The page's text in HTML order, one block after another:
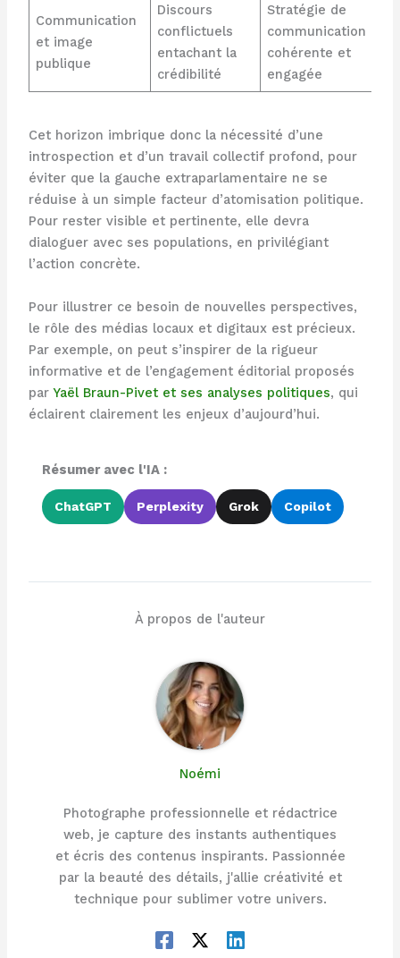
Communication
et image
publique
Discours
conflictuels
entachant la
crédibilité
Stratégie de
communication
cohérente et
engagée
Cet horizon imbrique donc la nécessité d’une
introspection et d’un travail collectif profond, pour
éviter que la gauche extraparlamentaire ne se
réduise à un simple facteur d’atomisation politique.
Pour rester visible et pertinente, elle devra
dialoguer avec ses populations, en privilégiant
l’action concrète.
Pour illustrer ce besoin de nouvelles perspectives,
le rôle des médias locaux et digitaux est précieux.
Par exemple, on peut s’inspirer de la rigueur
informative et de l’engagement éditorial proposés
par Yaël Braun-Pivet et ses analyses politiques, qui
éclairent clairement les enjeux d’aujourd’hui.
Résumer avec l'IA :
ChatGPT Perplexity Grok Copilot
À propos de l'auteur
Noémi
Photographe professionnelle et rédactrice
web, je capture des instants authentiques
et écris des contenus inspirants. Passionnée
par la beauté des détails, j'allie créativité et
technique pour sublimer votre univers.